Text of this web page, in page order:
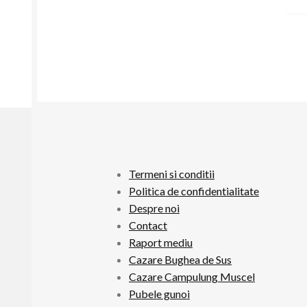
Termeni si conditii
Politica de confidentialitate
Despre noi
Contact
Raport mediu
Cazare Bughea de Sus
Cazare Campulung Muscel
Pubele gunoi